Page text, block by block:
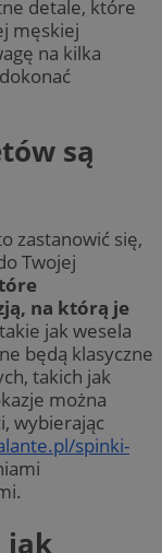
detale, które
męskiej
na kilka
są
zastanowić się,
Twojej
na którą je
jak wesela
będą klasyczne
takich jak
można
wybierając
spinki-
jak